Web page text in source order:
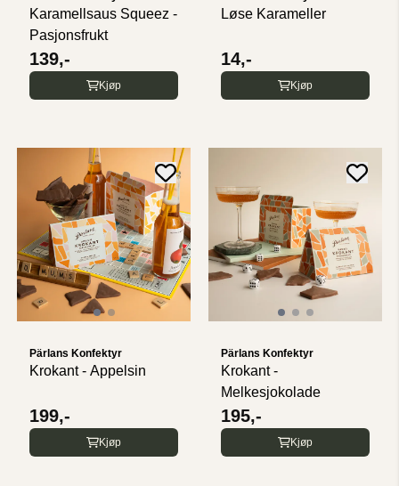
Karamellsaus Squeez -
Pasjonsfrukt
139,-
Kjøp
Løse Karameller
14,-
Kjøp
Pärlans Konfektyr
Krokant - Appelsin
199,-
Kjøp
Pärlans Konfektyr
Krokant -
Melkesjokolade
195,-
Kjøp